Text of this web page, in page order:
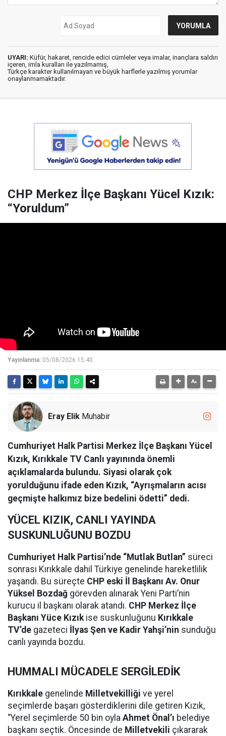
UYARI: Küfür, hakaret, rencide edici cümleler veya imalar, inançlara saldırı
içeren, imla kuralları ile yazılmamış,
Türkçe karakter kullanılmayan ve büyük harflerle yazılmış yorumlar
onaylanmamaktadır.
CHP Merkez İlçe Başkanı Yücel Kızık:
“Yoruldum”
Yayınlanma: 05/08/2026 15:40
Eray Elik Muhabir
Cumhuriyet Halk Partisi Merkez İlçe Başkanı Yücel
Kızık, Kırıkkale TV Canlı yayınında önemli
açıklamalarda bulundu. Siyasi olarak çok
yorulduğunu ifade eden Kızık, “Ayrışmaların acısı
geçmişte halkımız bize bedelini ödetti” dedi.
YÜCEL KIZIK, CANLI YAYINDA
SUSKUNLUĞUNU BOZDU
Cumhuriyet Halk Partisi’nde “Mutlak Butlan” süreci
sonrası Kırıkkale dahil Türkiye genelinde hareketlilik
yaşandı. Bu süreçte CHP eski İl Başkanı Av. Onur
Yüksel Bozdağ görevden alınarak Yeni Parti’nin
kurucu il başkanı olarak atandı. CHP Merkez İlçe
Başkanı Yüce Kızık ise suskunluğunu Kırıkkale
TV’de gazeteci İlyas Şen ve Kadir Yahşi’nin sunduğu
canlı yayında bozdu.
HUMMALI MÜCADELE SERGİLEDİK
Kırıkkale genelinde Milletvekilliği ve yerel
seçimlerde başarı gösterdiklerini dile getiren Kızık,
“Yerel seçimlerde 50 bin oyla Ahmet Önal’ı belediye
başkanı seçtik. Öncesinde de Milletvekili çıkararak